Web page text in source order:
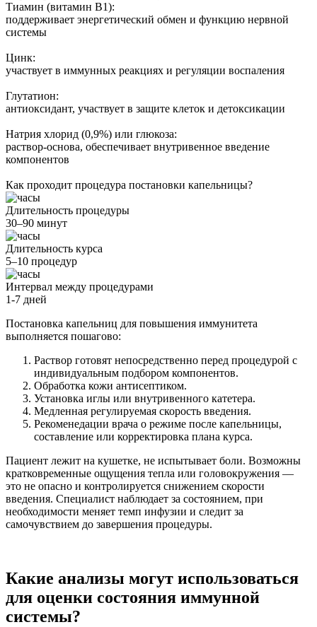
Тиамин (витамин B1):
поддерживает энергетический обмен и функцию нервной
системы
Цинк:
участвует в иммунных реакциях и регуляции воспаления
Глутатион:
антиоксидант, участвует в защите клеток и детоксикации
Натрия хлорид (0,9%) или глюкоза:
раствор-основа, обеспечивает внутривенное введение
компонентов
Как проходит процедура постановки капельницы?
Длительность процедуры
30–90 минут
Длительность курса
5–10 процедур
Интервал между процедурами
1-7 дней
Постановка капельниц для повышения иммунитета
выполняется пошагово:
Раствор готовят непосредственно перед процедурой с
индивидуальным подбором компонентов.
Обработка кожи антисептиком.
Установка иглы или внутривенного катетера.
Медленная регулируемая скорость введения.
Рекоменедации врача о режиме после капельницы,
составление или корректировка плана курса.
Пациент лежит на кушетке, не испытывает боли. Возможны
кратковременные ощущения тепла или головокружения —
это не опасно и контролируется снижением скорости
введения. Специалист наблюдает за состоянием, при
необходимости меняет темп инфузии и следит за
самочувствием до завершения процедуры.
Какие анализы могут использоваться
для оценки состояния иммунной
системы?